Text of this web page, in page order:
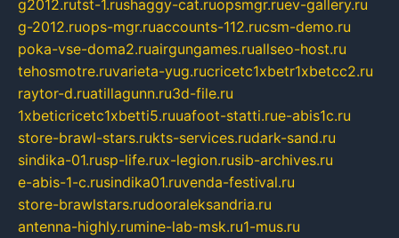
g2012.rutst-1.rushaggy-cat.ruopsmgr.ruev-gallery.ru
g-2012.ruops-mgr.ruaccounts-112.rucsm-demo.ru
poka-vse-doma2.ruairgungames.ruallseo-host.ru
tehosmotre.ruvarieta-yug.rucricetc1xbetr1xbetcc2.ru
raytor-d.ruatillagunn.ru3d-file.ru
1xbeticricetc1xbetti5.ruuafoot-statti.rue-abis1c.ru
store-brawl-stars.rukts-services.rudark-sand.ru
sindika-01.rusp-life.rux-legion.rusib-archives.ru
e-abis-1-c.rusindika01.ruvenda-festival.ru
store-brawlstars.rudooraleksandria.ru
antenna-highly.rumine-lab-msk.ru1-mus.ru